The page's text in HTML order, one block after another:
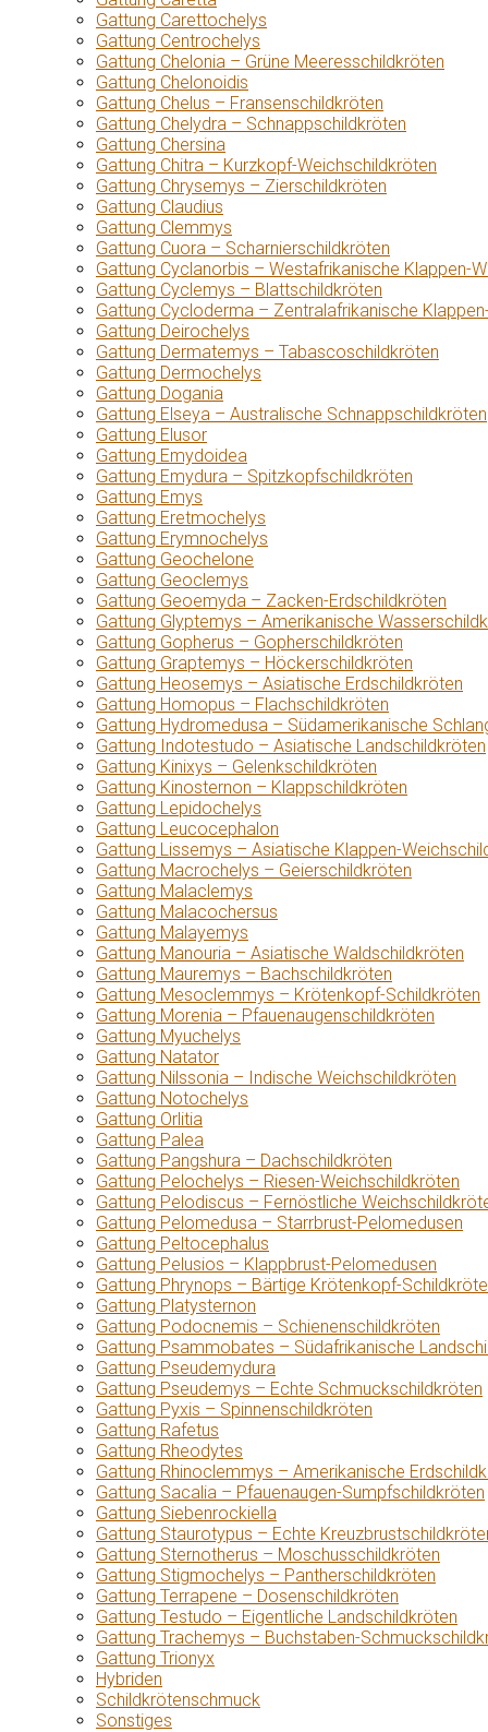
Gattung Carettochelys
Gattung Centrochelys
Gattung Chelonia – Grüne Meeresschildkröten
Gattung Chelonoidis
Gattung Chelus – Fransenschildkröten
Gattung Chelydra – Schnappschildkröten
Gattung Chersina
Gattung Chitra – Kurzkopf-Weichschildkröten
Gattung Chrysemys – Zierschildkröten
Gattung Claudius
Gattung Clemmys
Gattung Cuora – Scharnierschildkröten
Gattung Cyclanorbis – Westafrikanische Klappen-
Gattung Cyclemys – Blattschildkröten
Gattung Cycloderma – Zentralafrikanische
Gattung Deirochelys
Gattung Dermatemys – Tabascoschildkröten
Gattung Dermochelys
Gattung Dogania
Gattung Elseya – Australische Schnappschildkröten
Gattung Elusor
Gattung Emydoidea
Gattung Emydura – Spitzkopfschildkröten
Gattung Emys
Gattung Eretmochelys
Gattung Erymnochelys
Gattung Geochelone
Gattung Geoclemys
Gattung Geoemyda – Zacken-Erdschildkröten
Gattung Glyptemys – Amerikanische
Gattung Gopherus – Gopherschildkröten
Gattung Graptemys – Höckerschildkröten
Gattung Heosemys – Asiatische Erdschildkröten
Gattung Homopus – Flachschildkröten
Gattung Hydromedusa – Südamerikanische
Gattung Indotestudo – Asiatische Landschildkröten
Gattung Kinixys – Gelenkschildkröten
Gattung Kinosternon – Klappschildkröten
Gattung Lepidochelys
Gattung Leucocephalon
Gattung Lissemys – Asiatische Klappen-
Gattung Macrochelys – Geierschildkröten
Gattung Malaclemys
Gattung Malacochersus
Gattung Malayemys
Gattung Manouria – Asiatische Waldschildkröten
Gattung Mauremys – Bachschildkröten
Gattung Mesoclemmys – Krötenkopf-Schildkröten
Gattung Morenia – Pfauenaugenschildkröten
Gattung Myuchelys
Gattung Natator
Gattung Nilssonia – Indische Weichschildkröten
Gattung Notochelys
Gattung Orlitia
Gattung Palea
Gattung Pangshura – Dachschildkröten
Gattung Pelochelys – Riesen-Weichschildkröten
Gattung Pelodiscus – Fernöstliche
Gattung Pelomedusa – Starrbrust-Pelomedusen
Gattung Peltocephalus
Gattung Pelusios – Klappbrust-Pelomedusen
Gattung Phrynops – Bärtige Krötenkopf-
Gattung Platysternon
Gattung Podocnemis – Schienenschildkröten
Gattung Psammobates – Südafrikanische
Gattung Pseudemydura
Gattung Pseudemys – Echte Schmuckschildkröten
Gattung Pyxis – Spinnenschildkröten
Gattung Rafetus
Gattung Rheodytes
Gattung Rhinoclemmys – Amerikanische
Gattung Sacalia – Pfauenaugen-Sumpfschildkröten
Gattung Siebenrockiella
Gattung Staurotypus – Echte
Gattung Sternotherus – Moschusschildkröten
Gattung Stigmochelys – Pantherschildkröten
Gattung Terrapene – Dosenschildkröten
Gattung Testudo – Eigentliche Landschildkröten
Gattung Trachemys – Buchstaben-
Gattung Trionyx
Hybriden
Schildkrötenschmuck
Sonstiges